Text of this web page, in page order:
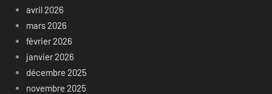
avril 2026
mars 2026
février 2026
janvier 2026
décembre 2025
novembre 2025